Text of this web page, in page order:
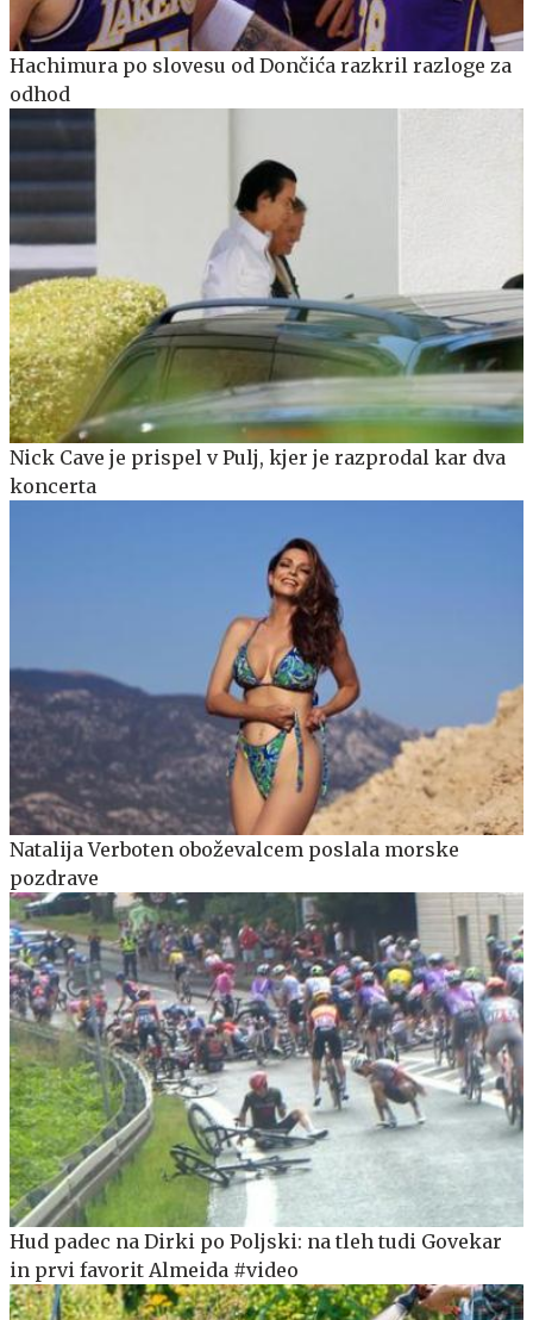
Hachimura po slovesu od Dončića razkril razloge za
odhod
Nick Cave je prispel v Pulj, kjer je razprodal kar dva
koncerta
Natalija Verboten oboževalcem poslala morske
pozdrave
Hud padec na Dirki po Poljski: na tleh tudi Govekar
in prvi favorit Almeida #video